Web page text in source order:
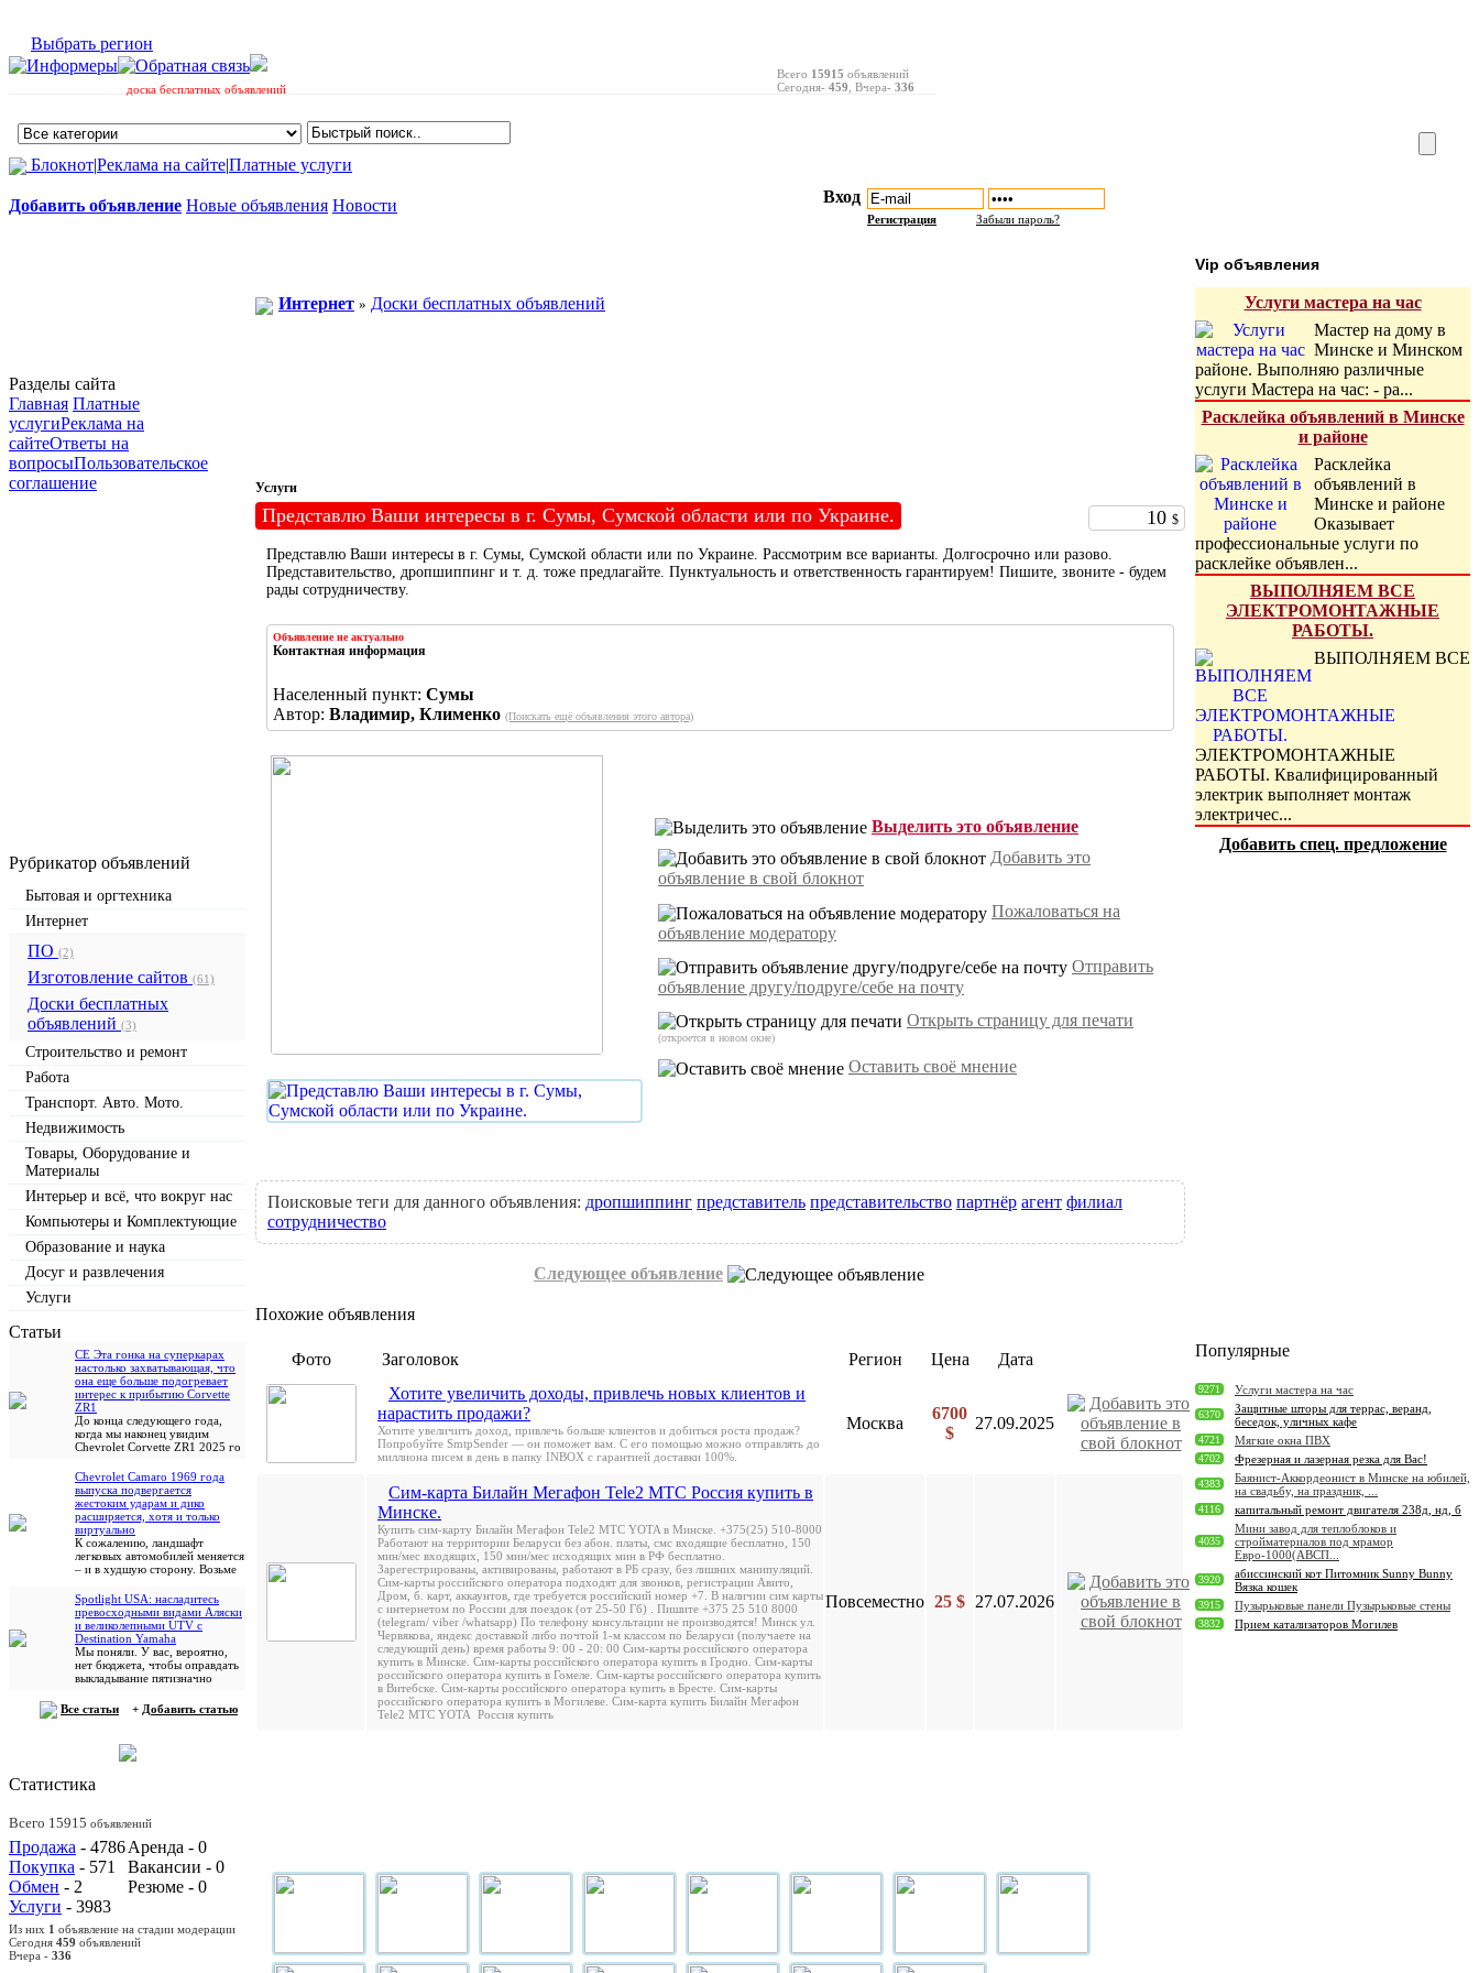
Выбрать регион
Всего 15915 объявлений
Сегодня- 459 , Вчера- 336
доска бесплатных объявлений
Блокнот|Реклама на сайте|Платные услуги
Добавить объявление Новые объявления Новости Вход
Регистрация Забыли пароль?
Разделы сайта
Главная Платные
услугиРеклама на
сайтеОтветы на
вопросыПользовательское
соглашение
Рубрикатор объявлений
Бытовая и оргтехника
Интернет
ПО (2)
Изготовление сайтов (61)
Доски бесплатных
объявлений (3)
Строительство и ремонт
Работа
Транспорт. Авто. Мото.
Недвижимость
Товары, Оборудование и
Материалы
Интерьер и всё, что вокруг нас
Компьютеры и Комплектующие
Образование и наука
Досуг и развлечения
Услуги
Cтатьи
CE Эта гонка на суперкарах
настолько захватывающая, что
она еще больше подогревает
интерес к прибытию Corvette
ZR1
До конца следующего года,
когда мы наконец увидим
Chevrolet Corvette ZR1 2025 го
Chevrolet Camaro 1969 года
выпуска подвергается
жестоким ударам и дико
расширяется, хотя и только
виртуально
К сожалению, ландшафт
легковых автомобилей меняется
– и в худшую сторону. Возьме
Spotlight USA: насладитесь
превосходными видами Аляски
и великолепными UTV с
Destination Yamaha
Мы поняли. У вас, вероятно,
нет бюджета, чтобы оправдать
выкладывание пятизначно
Все статьи + Добавить статью
Статистика
Всего 15915 объявлений
Продажа - 4786
Покупка - 571
Обмен - 2
Услуги - 3983
Аренда - 0
Вакансии - 0
Резюме - 0
Из них 1 объявление на стадии модерации
Сегодня 459 объявлений
Вчера - 336
Интернет » Доски бесплатных объявлений
Услуги
Представлю Ваши интересы в г. Сумы, Сумской области или по Украине. 10 $
Представлю Ваши интересы в г. Сумы, Сумской области или по Украине. Рассмотрим все варианты. Долгосрочно или разово.
Представительство, дропшиппинг и т. д. тоже предлагайте. Пунктуальность и ответственность гарантируем! Пишите, звоните - будем
рады сотрудничеству.
Объявление не актуально
Контактная информация
Населенный пункт: Сумы
Автор: Владимир, Клименко (Поискать ещё объявления этого автора)
Выделить это объявление
Добавить это
объявление в свой блокнот
Пожаловаться на
объявление модератору
Отправить
объявление другу/подруге/себе на почту
Открыть страницу для печати
(откроется в новом окне)
Оставить своё мнение
Поисковые теги для данного объявления: дропшиппинг представитель представительство партнёр агент филиал
сотрудничество
Следующее объявление
Похожие объявления
Фото Заголовок Регион Цена
Дата
Хотите увеличить доходы, привлечь новых клиентов и
нарастить продажи?
Хотите увеличить доход, привлечь больше клиентов и добиться роста продаж?
Попробуйте SmtpSender — он поможет вам. С его помощью можно отправлять до
миллиона писем в день в папку INBOX с гарантией доставки 100%.
Москва
6700
$
27.09.2025
Сим-карта Билайн Мегафон Tele2 МТС Россия купить в
Минске.
Купить сим-карту Билайн Мегафон Tele2 МТС YOTA в Минске. +375(25) 510-8000
Работают на территории Беларуси без абон. платы, смс входящие бесплатно, 150
мин/мес входящих, 150 мин/мес исходящих мин в РФ бесплатно.
Зарегестрированы, активированы, работают в РБ сразу, без лишних манипуляций.
Сим-карты российского оператора подходят для звонков, регистрации Авито,
Дром, б. карт, аккаунтов, где требуется российский номер +7. В наличии сим карты
с интернетом по России для поездок (от 25-50 Гб) . Пишите +375 25 510 8000
(telegram/ viber /whatsapp) По телефону консультации не производятся! Минск ул.
Червякова, яндекс доставкой либо почтой 1-м классом по Беларуси (получаете на
следующий день) время работы 9: 00 - 20: 00 Сим-карты российского оператора
купить в Минске. Сим-карты российского оператора купить в Гродно. Сим-карты
российского оператора купить в Гомеле. Сим-карты российского оператора купить
в Витебске. Сим-карты российского оператора купить в Бресте. Сим-карты
российского оператора купить в Могилеве. Сим-карта купить Билайн Мегафон
Tele2 МТС YOTA Россия купить
Повсеместно 25 $ 27.07.2026
Vip объявления
Услуги мастера на час
Мастер на дому в
Минске и Минском
районе. Выполняю различные
услуги Мастера на час: - ра...
Расклейка объявлений в Минске
и районе
Расклейка
объявлений в
Минске и районе
Оказывает
профессиональные услуги по
расклейке объявлен...
ВЫПОЛНЯЕМ ВСЕ
ЭЛЕКТРОМОНТАЖНЫЕ
РАБОТЫ.
ВЫПОЛНЯЕМ ВСЕ
ЭЛЕКТРОМОНТАЖНЫЕ
РАБОТЫ. Квалифицированный
электрик выполняет монтаж
электричес...
Добавить спец. предложение
Популярные
9271 Услуги мастера на час
6370
Защитные шторы для террас, веранд,
беседок, уличных кафе
4721 Мягкие окна ПВХ
4702 Фрезерная и лазерная резка для Вас!
4383
Баянист-Аккордеонист в Минске на юбилей,
на свадьбу, на праздник, ...
4116 капитальный ремонт двигателя 238д, нд, б
4035
Мини завод для теплоблоков и
стройматериалов под мрамор
Евро-1000(АВСП...
3920
абиссинский кот Питомник Sunny Bunny
Вязка кошек
3915 Пузырьковые панели Пузырьковые стены
3832 Прием катализаторов Могилев